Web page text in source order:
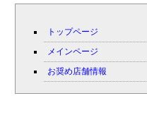
トップページ
メインページ
お奨め店舗情報